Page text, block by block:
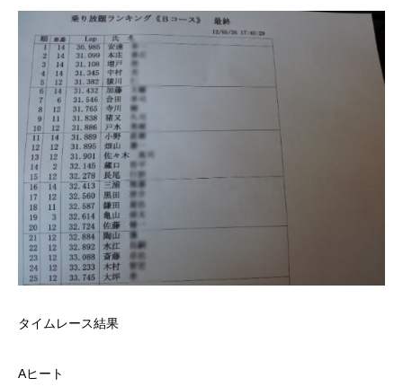
タイムレース結果
Aヒート